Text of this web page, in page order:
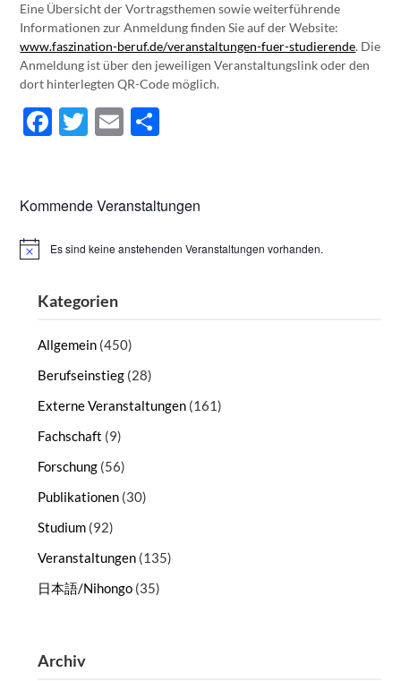
Eine Übersicht der Vortragsthemen sowie weiterführende
Informationen zur Anmeldung finden Sie auf der Website:
www.faszination-beruf.de/veranstaltungen-fuer-studierende. Die
Anmeldung ist über den jeweiligen Veranstaltungslink oder den
dort hinterlegten QR-Code möglich.
Facebook
Twitter
Email
Kommende Veranstaltungen
HinweisEs sind keine anstehenden Veranstaltungen vorhanden.
Kategorien
Allgemein (450)
Berufseinstieg (28)
Externe Veranstaltungen (161)
Fachschaft (9)
Forschung (56)
Publikationen (30)
Studium (92)
Veranstaltungen (135)
日本語/Nihongo (35)
Archiv